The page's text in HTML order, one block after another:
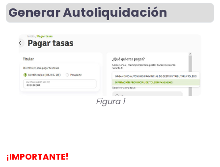
Generar Autoliquidación
Figura 1
¡IMPORTANTE!